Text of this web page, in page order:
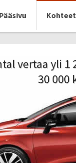
Pääsivu Kohteet
vertaa yli
30 000